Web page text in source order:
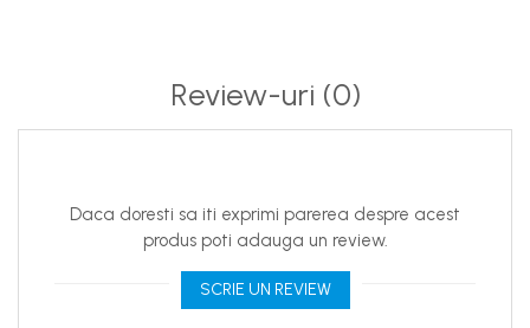
Review-uri (0)
Daca doresti sa iti exprimi parerea despre acest
produs poti adauga un review.
SCRIE UN REVIEW